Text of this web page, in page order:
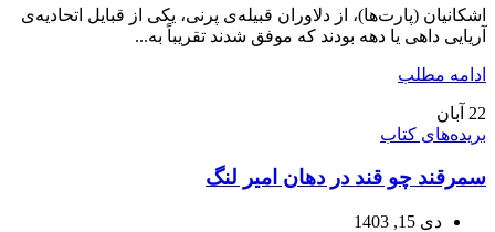
اشکانیان (پارت‌ها)، از دلاوران قبیله‌ی پرنی، یکی از قبایل اتحادیه‌ی
آریایی داهی یا دهه بودند که موفق شدند تقریباً به...
ادامه مطلب
22 آبان
بریده‌های کتاب
سمرقند چو قند در دهان امیر لنگ
دی 15, 1403